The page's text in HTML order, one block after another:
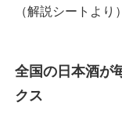
（解説シートより）
全国の日本酒が
クス